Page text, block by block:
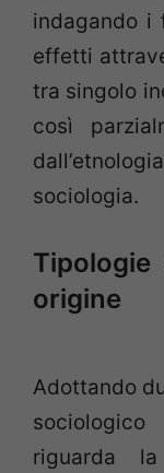
indagando i
effetti
tra singolo
così
sociologia.
origine
Adottando
riguarda